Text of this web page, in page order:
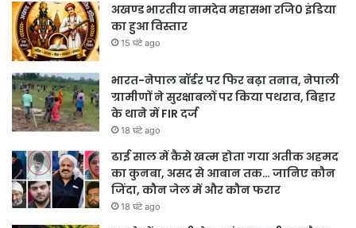
अखण्ड भारतीय नामदेव महासभा रजि0 इंडिया
का हुआ विस्तार
15 घंटे ago
भारत-नेपाल बॉर्डर पर फिर बढ़ा तनाव, नेपाली
ग्रामीणों ने सुरक्षाबलों पर किया पथराव, बिहार
के थाने में FIR दर्ज
18 घंटे ago
ढाई साल में कैसे खत्म होता गया अतीक अहमद
का कुनबा, असद से आबान तक… जानिए कौन
जिंदा, कौन जेल में और कौन फरार
18 घंटे ago